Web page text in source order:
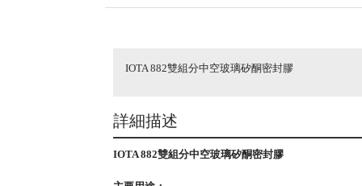
IOTA 882雙組分中空玻璃矽酮密封膠
詳細描述
IOTA 882雙組分中空玻璃矽酮密封膠